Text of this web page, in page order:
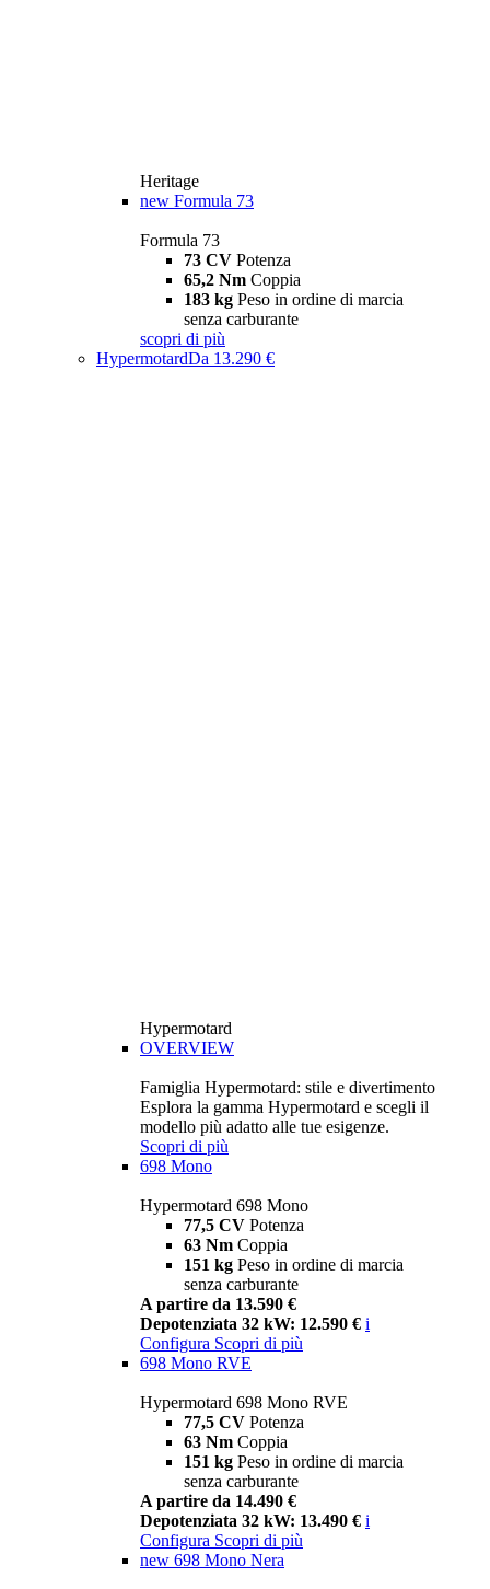
Heritage
new Formula 73
Formula 73
73 CV Potenza
65,2 Nm Coppia
183 kg Peso in ordine di marcia
senza carburante
scopri di più
HypermotardDa 13.290 €
Hypermotard
OVERVIEW
Famiglia Hypermotard: stile e divertimento
Esplora la gamma Hypermotard e scegli il
modello più adatto alle tue esigenze.
Scopri di più
698 Mono
Hypermotard 698 Mono
77,5 CV Potenza
63 Nm Coppia
151 kg Peso in ordine di marcia
senza carburante
A partire da 13.590 €
Depotenziata 32 kW: 12.590 € i
Configura Scopri di più
698 Mono RVE
Hypermotard 698 Mono RVE
77,5 CV Potenza
63 Nm Coppia
151 kg Peso in ordine di marcia
senza carburante
A partire da 14.490 €
Depotenziata 32 kW: 13.490 € i
Configura Scopri di più
new 698 Mono Nera